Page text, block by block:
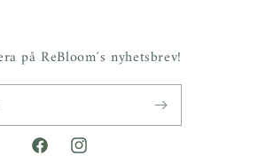
på ReBloom´s nyhetsbrev!